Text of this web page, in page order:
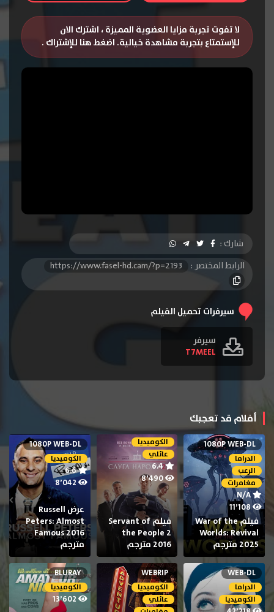
لا تفوت تجربة مزايا العضوية المميزة ، اشترك الان
للإستمتاع بتجربة مشاهدة خيالية. اضغط هنا للإشتراك .
شارك :
الرابط المختصر :
https://www.fasel-hd.cam/?p=2193
سيرفرات تحميل الفيلم
سيرفر
T7MEEL
أفلام قد تعجبك
1080P WEB-DL
الدراما
الرعب
مغامرات
N/A
11٬108
فيلم War of the
Worlds: Revival
2025 مترجم
الكوميديا
عائلي
6.4
8٬490
فيلم Servant of
the People 2
2016 مترجم
1080P WEB-DL
الكوميديا
6.6
عرض Russell
Peters: Almost
Famous 2016
مترجم
WEB-DL
الدراما
الكوميديا
WEBRIP
الكوميديا
عائلي
BLURAY
الكوميديا